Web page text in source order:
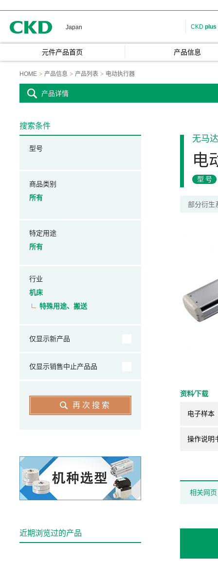
Japan CKD plus
元件产品首页 产品信息
HOME 产品信息 产品列表 电动执行器
产品详情
无马达
电
型号
部分衍生
资料⁄下载
电子样本
操作说明
相关网页
搜索条件
型号
商品类别
所有
特定用途
所有
行业
机床
特殊用途、搬送
仅显示新产品
仅显示销售中止产品品
再次搜索
近期浏览过的产品